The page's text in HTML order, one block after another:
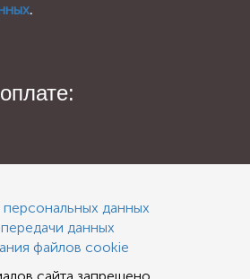
.
данных
данных
файлов cookie